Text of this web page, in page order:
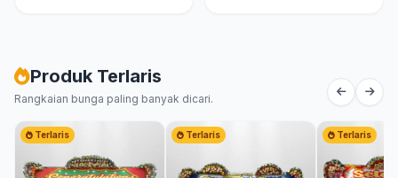
Produk Terlaris
Rangkaian bunga paling banyak dicari.
Terlaris Terlaris Terlaris